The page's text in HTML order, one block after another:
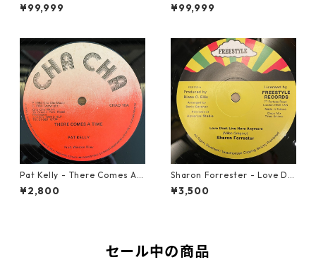
My Girl【7-22004】
¥99,999 d Loving【12-50055】
¥99,999
Pat Kelly - There Comes A T
ime【12-50057】
¥2,800
Sharon Forrester - Love Do
n't Live Here Anymore【12-
50068】
¥3,500
セール中の商品